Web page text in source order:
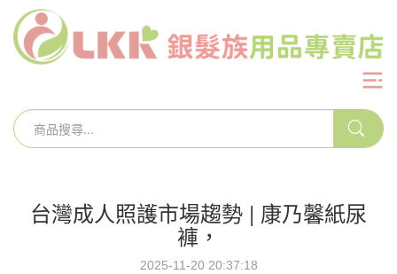
台灣成人照護市場趨勢 | 康乃馨紙尿
褲，
2025-11-20 20:37:18